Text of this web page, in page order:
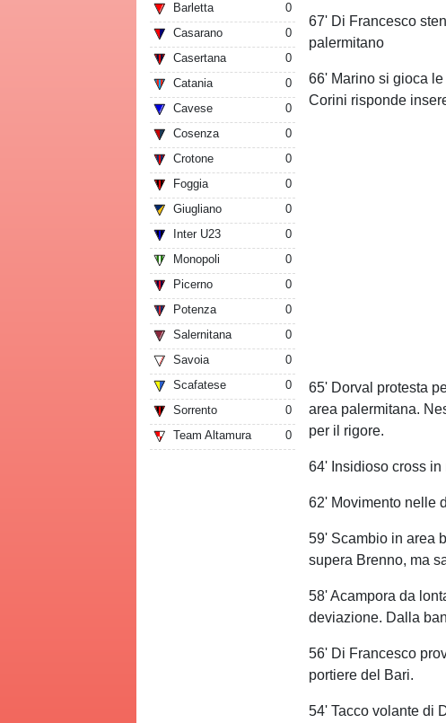
Barletta
0
Casarano
0
Casertana
0
Catania
0
Cavese
0
Cosenza
0
Crotone
0
Foggia
0
Giugliano
0
Inter U23
0
Monopoli
0
Picerno
0
Potenza
0
Salernitana
0
Savoia
0
Scafatese
0
Sorrento
0
Team Altamura
0
67' Di Francesco
palermitano
66' Marino si gioca
Corini risponde
65' Dorval protesta
area palermitana.
per il rigore.
64' Insidioso cross
62' Movimento nelle
59' Scambio in area
supera Brenno, ma
58' Acampora da
deviazione. Dalla
56' Di Francesco
portiere del Bari.
54' Tacco volante di